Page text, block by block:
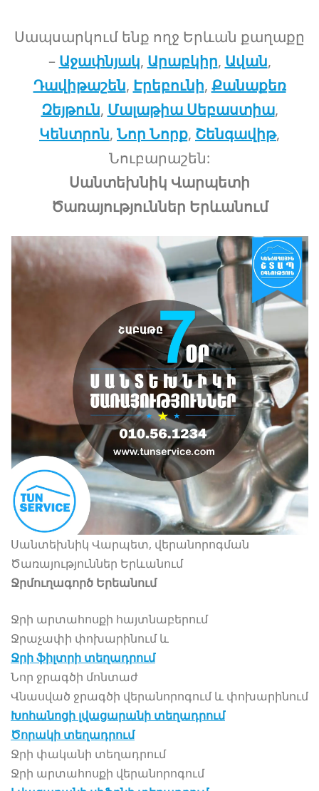
Սապսարկում ենք ողջ Երևան քաղաքը
– Աջափնյակ, Արաբկիր, Ավան,
Դավիթաշեն, Էրեբունի, Քանաքեռ
Զեյթուն, Մալաթիա Սեբաստիա,
Կենտրոն, Նոր Նորք, Շենգավիթ,
Նուբարաշեն:
Սանտեխնիկ Վարպետի
Ծառայություններ Երևանում
Սանտեխնիկ Վարպետ, վերանորոգման
Ծառայություններ Երևանում
Ջրմուղագործ Երեանում
Ջրի արտահոսքի հայտնաբերում
Ջրաչափի փոխարինում և
Ջրի ֆիլտրի տեղադրում
Նոր ջրագծի մոնտաժ
Վնասված ջրագծի վերանորոգում և փոխարինում
Խոհանոցի լվացարանի տեղադրում
Ծորակի տեղադրում
Ջրի փականի տեղադրում
Ջրի արտահոսքի վերանորոգում